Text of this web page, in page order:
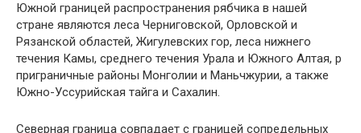
Южной границей распространения рябчика в нашей
стране являются леса Черниговской, Орловской и
Рязанской областей, Жигулевских гор, леса нижнего
течения Камы, среднего течения Урала и Южного Алтая, р
приграничные районы Монголии и Маньчжурии, а также
Южно-Уссурийская тайга и Сахалин.
Северная граница совпадает с границей сопредельных